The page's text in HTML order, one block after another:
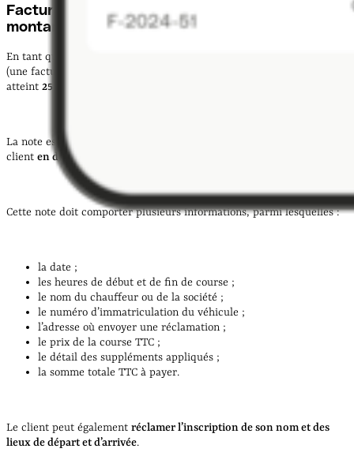
Facturation obligatoire des courses d’un
montant de 25 € TTC minimum et à la demande
En tant que chauffeur de taxi, vous êtes tenu de remettre une note
(une facture) à vos clients dès lors que le montant de la course
atteint 25 € TTC
La note est facultative en dessous de ce montant, sauf si votre
client en demande une
Cette note doit comporter plusieurs informations, parmi lesquelles :
la date ;
les heures de début et de fin de course ;
le nom du chauffeur ou de la société ;
le numéro d’immatriculation du véhicule ;
l’adresse où envoyer une réclamation ;
le prix de la course TTC ;
le détail des suppléments appliqués ;
la somme totale TTC à payer.
Le client peut également réclamer l’inscription de son nom et des
lieux de départ et d’arrivée.